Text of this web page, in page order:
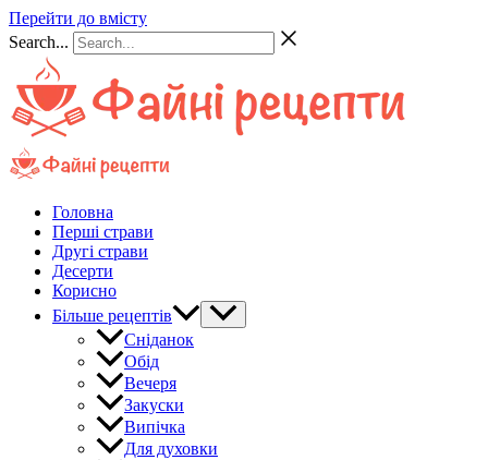
Перейти до вмісту
Search...
Головна
Перші страви
Другі страви
Десерти
Корисно
Більше рецептів
Сніданок
Обід
Вечеря
Закуски
Випічка
Для духовки